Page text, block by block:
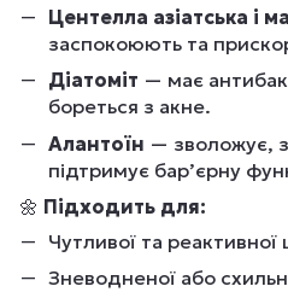
Центелла азіатська і
заспокоюють та
Діатоміт — має
бореться з акне.
Алантоїн — зволожує,
підтримує бар’єрну
🌼 Підходить для:
Чутливої та реактивної
Зневодненої або